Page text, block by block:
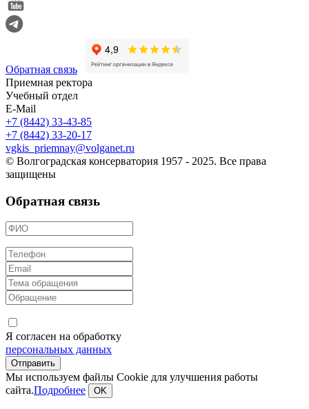
Обратная связь
Приемная ректора
Учебный отдел
E-Mail
+7 (8442) 33-43-85
+7 (8442) 33-20-17
vgkis_priemnay@volganet.ru
© Волгоградская консерватория 1957 - 2025. Все права
защищены
Обратная связь
Я согласен на обработку
персональных данных
Мы используем файлы Cookie для улучшения работы
сайта.Подробнее OK